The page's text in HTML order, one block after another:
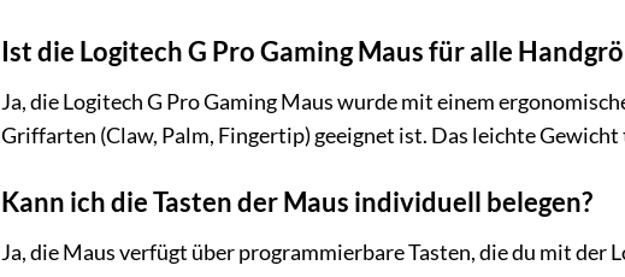
Ist die Logitech G Pro Gaming Maus für alle
Ja, die Logitech G Pro Gaming Maus wurde mit einem
Griffarten (Claw, Palm, Fingertip) geeignet ist. Das leichte
Kann ich die Tasten der Maus individuell belegen?
Ja, die Maus verfügt über programmierbare Tasten, die du mit der